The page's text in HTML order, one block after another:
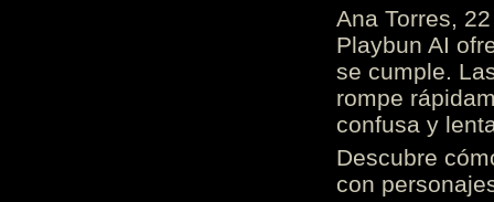
Ana Torres,
Playbun AI
se cumple.
rompe
confusa y
Descubre
con